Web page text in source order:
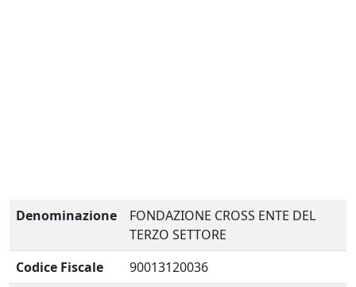
Denominazione
FONDAZIONE CROSS ENTE DEL
TERZO SETTORE
Codice Fiscale
90013120036